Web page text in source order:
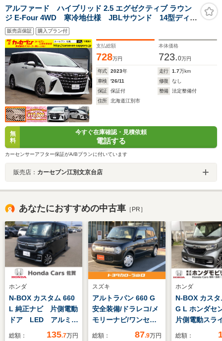
アルファード ハイブリッド 2.5 エグゼクティブ ラウン
ジ E-Four 4WD 寒冷地仕様 JBLサウンド 14型ディス
プレイナビTV&DVD パノラミックビューモニター 14
型フリップダウンモニタ プレミアムナッパ革エグゼク
ティブシート 1500W電源 デジタルインナーミラー
販売店保証 購入プラン付
支払総額
728万円
本体価格
723.0万円
年式 2023年 走行 1.7万km
車検
'26/11 修復
なし
保証
保証付 整備
法定整備付
住所
北海道江別市
無
料
今すぐ在庫確認・見積依頼
電話する
カーセンサーアフター保証がA/Bプランに付いています
販売店： カーセブン江別文京台店
あなたにおすすめの中古車 ［PR］
ホンダ
N-BOX カスタム 660
L 純正ナビ 片側電動
ドア LED アルミホ
イール シートヒータ
総額： 135.7万円
スズキ
アルトラパン 660 G
安全装備/ドラレコ/メ
モリーナビ/ワンセグ
TV/CD/Bluetooth/バ
総額： 87.9万円
ホンダ
N-BOX カス
G L ホンダセ
片側電動スラ
ア 純正ナビ
総額：